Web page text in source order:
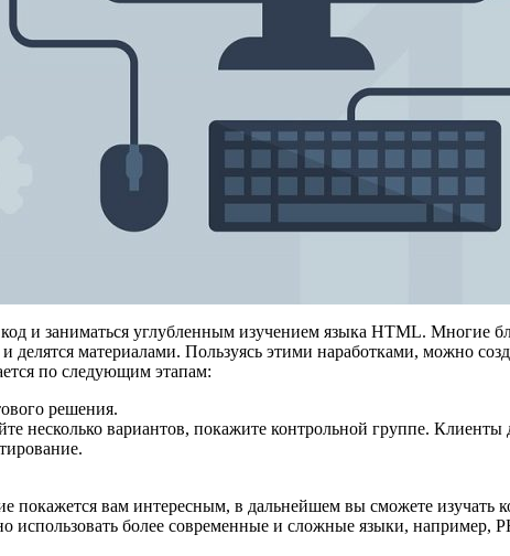
код и заниматься углубленным изучением языка HTML.
материалами. Пользуясь этими наработками, можно
по следующим этапам:
решения.
несколько вариантов, покажите контрольной группе.
покажется вам интересным, в дальнейшем вы сможете изучать
использовать более современные и сложные языки, например,